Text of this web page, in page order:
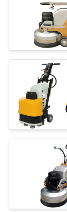
TENTANG
TUR
PABRIK
KONTROL
KUALITAS
HUBUNGI
BERITA